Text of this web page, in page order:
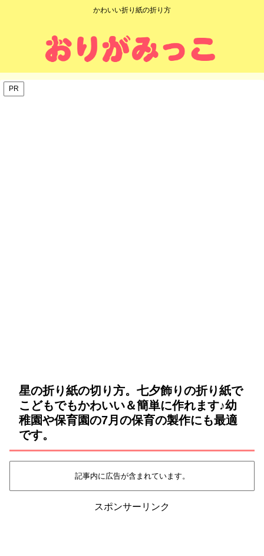
かわいい折り紙の折り方
PR
星の折り紙の切り方。七夕飾りの折り紙で
こどもでもかわいい＆簡単に作れます♪幼
稚園や保育園の7月の保育の製作にも最適
です。
記事内に広告が含まれています。
スポンサーリンク